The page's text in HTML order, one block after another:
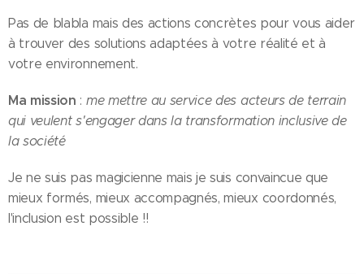
Pas de blabla mais des actions concrètes pour vous aider
à trouver des solutions adaptées à votre réalité et à
votre environnement.
Ma mission : me mettre au service des acteurs de terrain
qui veulent s'engager dans la transformation inclusive de
la société
Je ne suis pas magicienne mais je suis convaincue que
mieux formés, mieux accompagnés, mieux coordonnés,
l'inclusion est possible !!